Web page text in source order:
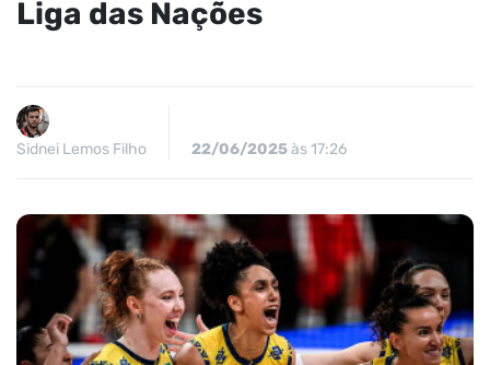
Liga das Nações
Sidnei Lemos Filho 22/06/2025às 17:26